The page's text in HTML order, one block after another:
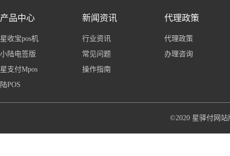
产品中心
星收宝pos机
小陆电签版
星支付Mpos
陆POS
新闻资讯
行业资讯
常见问题
操作指南
代理政策
代理政策
办理咨询
©2020 星驿付网